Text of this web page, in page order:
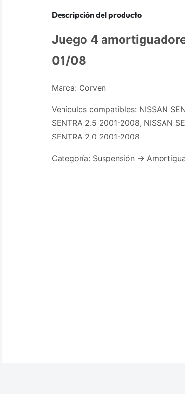
Descripción del producto
Juego 4
01/08
Marca: Corven
Vehículos compatibles: NISSAN
SENTRA 2.5 2001-2008, NISSAN
SENTRA 2.0 2001-2008
Categoría: Suspensión ->